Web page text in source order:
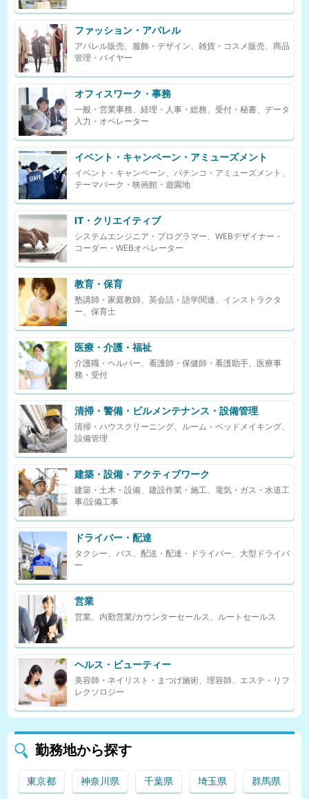
ファッション・アパレル
アパレル販売、服飾・デザイン、雑貨・コスメ販売、商品
管理・バイヤー
オフィスワーク・事務
一般・営業事務、経理・人事・総務、受付・秘書、データ
入力・オペレーター
イベント・キャンペーン・アミューズメント
イベント・キャンペーン、パチンコ・アミューズメント、
テーマパーク・映画館・遊園地
IT・クリエイティブ
システムエンジニア・プログラマー、WEBデザイナー・
コーダー・WEBオペレーター
教育・保育
塾講師・家庭教師、英会話・語学関連、インストラクタ
ー、保育士
医療・介護・福祉
介護職・ヘルパー、看護師・保健師・看護助手、医療事
務・受付
清掃・警備・ビルメンテナンス・設備管理
清掃・ハウスクリーニング、ルーム・ベッドメイキング、
設備管理
建築・設備・アクティブワーク
建築・土木・設備、建設作業・施工、電気・ガス・水道工
事/設備工事
ドライバー・配達
タクシー、バス、配送・配達・ドライバー、大型ドライバ
ー
営業
営業、内勤営業/カウンターセールス、ルートセールス
ヘルス・ビューティー
美容師・ネイリスト・まつげ施術、理容師、エステ・リフ
レクソロジー
勤務地から探す
東京都 神奈川県 千葉県 埼玉県 群馬県